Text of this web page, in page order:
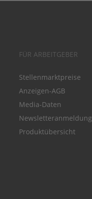
FÜR ARBEITGEBER
Stellenmarktpreise
Anzeigen-AGB
Media-Daten
Newsletteranmeldung
Produktübersicht